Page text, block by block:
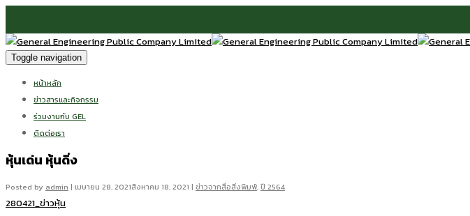
Toggle navigation
หน้าหลัก
ข่าวสารและกิจกรรม
ร่วมงานกับ GEL
ติดต่อเรา
หุ้นเด่น หุ้นดิ่ง
Posted by admin | เมษายน 28, 2021สิงหาคม 18, 2021 | ข่าวจากสื่อสิ่งพิมพ์,ปี 2564
280421_ข่าวหุ้น